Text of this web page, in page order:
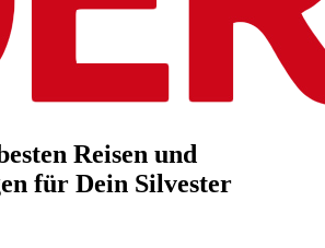
Reisen und
für Dein Silvester